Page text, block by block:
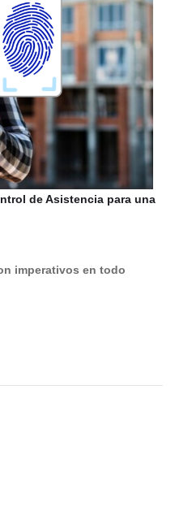
de Asistencia para una
imperativos en todo